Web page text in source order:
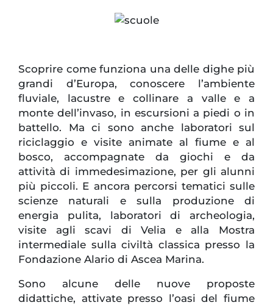
Scoprire come funziona una delle dighe più
grandi d’Europa, conoscere l’ambiente
fluviale, lacustre e collinare a valle e a
monte dell’invaso, in escursioni a piedi o in
battello. Ma ci sono anche laboratori sul
riciclaggio e visite animate al fiume e al
bosco, accompagnate da giochi e da
attività di immedesimazione, per gli alunni
più piccoli. E ancora percorsi tematici sulle
scienze naturali e sulla produzione di
energia pulita, laboratori di archeologia,
visite agli scavi di Velia e alla Mostra
intermediale sulla civiltà classica presso la
Fondazione Alario di Ascea Marina.
Sono alcune delle nuove proposte
didattiche, attivate presso l’oasi del fiume